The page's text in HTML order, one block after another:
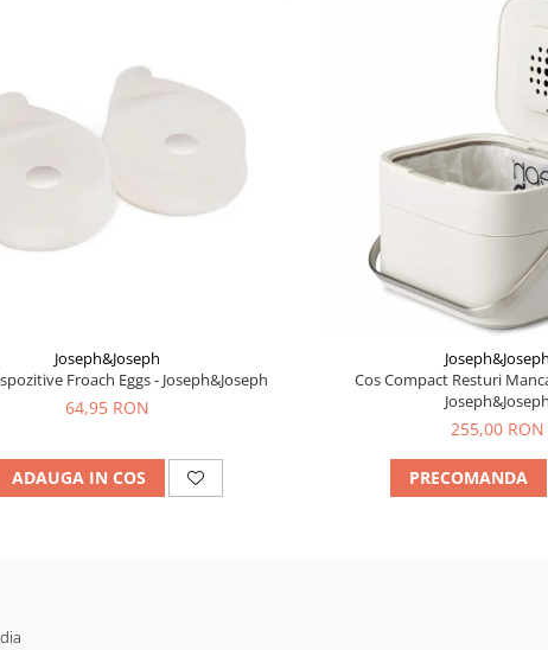
Joseph&Joseph
Froach Eggs - Joseph&Joseph
64,95 RON
ADAUGA IN COS
Joseph&Joseph
Cos Compact Resturi
Joseph&Joseph
255,00 RON
PRECOMANDA